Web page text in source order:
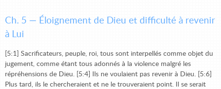
Ch. 5 — Éloignement de Dieu et difficulté à revenir
à Lui
[5:1] Sacrificateurs, peuple, roi, tous sont interpellés comme objet du
jugement, comme étant tous adonnés à la violence malgré les
répréhensions de Dieu. [5:4] Ils ne voulaient pas revenir à Dieu. [5:6]
Plus tard, ils le chercheraient et ne le trouveraient point. Il se serait